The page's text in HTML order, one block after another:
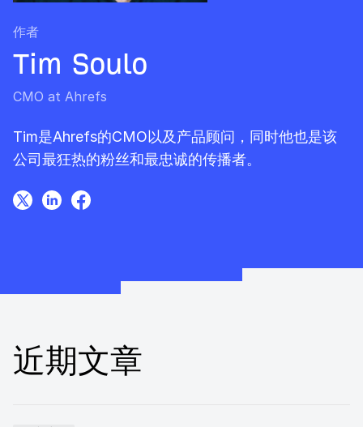
作者
Tim Soulo
CMO at Ahrefs
Tim是Ahrefs的CMO以及产品顾问，同时他也是该
公司最狂热的粉丝和最忠诚的传播者。
近期文章